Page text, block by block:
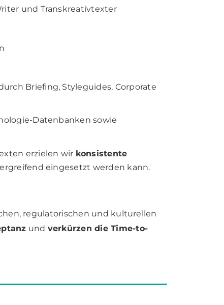
und Transkreativtexter
Briefing, Styleguides, Corporate
Datenbanken sowie
erzielen wir konsistente
eingesetzt werden kann.
regulatorischen und kulturellen
und verkürzen die Time-to-